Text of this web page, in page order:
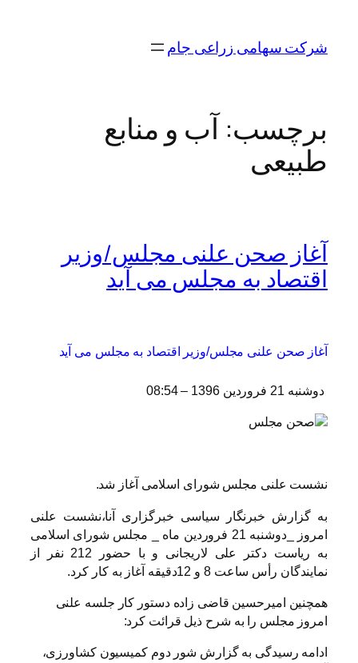
محتواشرکت سهامی زراعی جام
برچسب:آب و منابع
طبیعی
آغاز صحن علنی مجلس/وزیر
اقتصاد به مجلس می آید
آغاز صحن علنی مجلس/وزیر اقتصاد به مجلس می آید
دوشنبه 21 فروردین 1396 – 08:54
نشست علنی مجلس شورای اسلامی آغاز شد.
به گزارش خبرنگار سیاسی خبرگزاری آنا،نشست علنی
امروز _دوشنبه 21 فروردین ماه _ مجلس شورای اسلامی
به ریاست دکتر علی لاریجانی و با حضور 212 نفر از
نمایندگان رأس ساعت 8 و 12دقیقه آغاز به کار کرد.
همچنین امیرحسین قاضی زاده دستور کار جلسه علنی
امروز مجلس را به شرح ذیل قرائت کرد:
ادامه رسیدگی به گزارش شور دوم کمیسیون کشاورزی،